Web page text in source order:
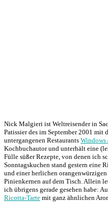
Nick Malgieri ist Weltreisender in
Patissier des im September 2001 mit
untergangenen Restaurants Windows
Kochbuchautor und unterhält eine
Fülle süßer Rezepte, von denen ich
Sonntagskuchen stand gestern eine
und einer herlichen
Pinienkernen auf dem Tisch. Allein
ich übrigens gerade gesehen habe:
Ricotta-Tarte mit ganz ähnlichen